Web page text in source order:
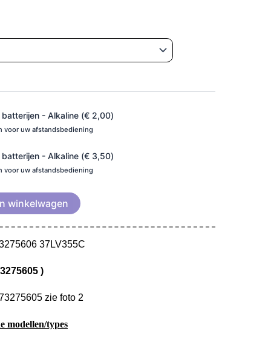
- Alkaline (€ 2,00)
voor uw afstandsbediening
- Alkaline (€ 3,50)
voor uw afstandsbediening
winkelwagen
37LV355C
)
zie foto 2
modellen/types